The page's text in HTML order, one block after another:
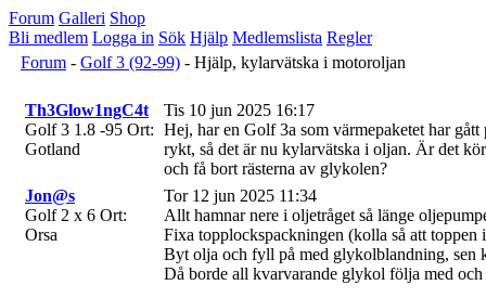
Forum Galleri Shop
Bli medlem Logga in Sök Hjälp Medlemslista Regler
Forum - Golf 3 (92-99) - Hjälp, kylarvätska i motoroljan
Th3Glow1ngC4t
Golf 3 1.8 -95 Ort:
Gotland
Tis 10 jun 2025 16:17
Hej, har en Golf 3a som värmepaketet har
rykt, så det är nu kylarvätska i oljan. Är det
och få bort rästerna av glykolen?
Jon@s
Golf 2 x 6 Ort:
Orsa
Tor 12 jun 2025 11:34
Allt hamnar nere i oljetråget så länge
Fixa topplockspackningen (kolla så att
Byt olja och fyll på med glykolblandning, sen
Då borde all kvarvarande glykol följa med